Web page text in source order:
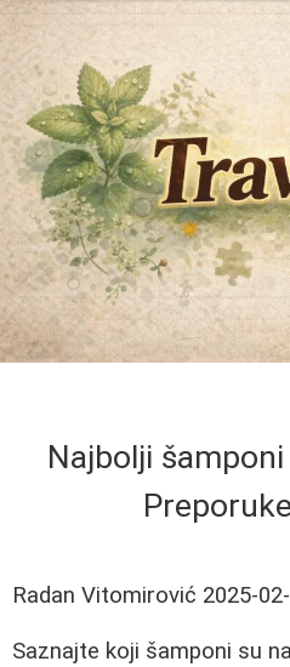
Najbolji
Radan Vitomirović 2025-
Saznajte koji šamponi su